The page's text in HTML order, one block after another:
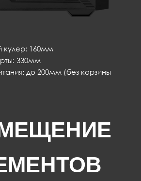
кулер: 160мм
330мм
до 200мм (без корзины